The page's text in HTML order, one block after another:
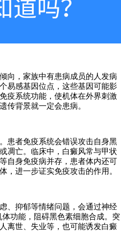
，家族中有患病成员的人发病
易感基因位点，这些基因可能影
疫系统功能，使机体在外界刺激
传背景就一定会患病。
者免疫系统会错误攻击自身黑
凋亡。临床中，白癜风常与甲状
自身免疫病并存，患者体内还可
，进一步证实免疫攻击的作用。
抑郁等情绪问题，会通过神经
功能，阻碍黑色素细胞合成。突
离世、失业等，也可能诱发白癜